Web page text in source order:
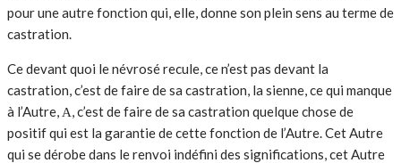
pour une autre fonction qui, elle, donne son plein sens au terme de
castration.
Ce devant quoi le névrosé recule, ce n’est pas devant la
castration, c’est de faire de sa castration, la sienne, ce qui manque
à l’Autre, Α, c’est de faire de sa castration quelque chose de
positif qui est la garantie de cette fonction de l’Autre. Cet Autre
qui se dérobe dans le renvoi indéfini des significations, cet Autre